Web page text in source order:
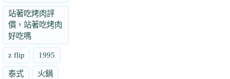
站著吃烤肉評
價，站著吃烤肉
好吃嗎
z flip 1995
泰式 火鍋